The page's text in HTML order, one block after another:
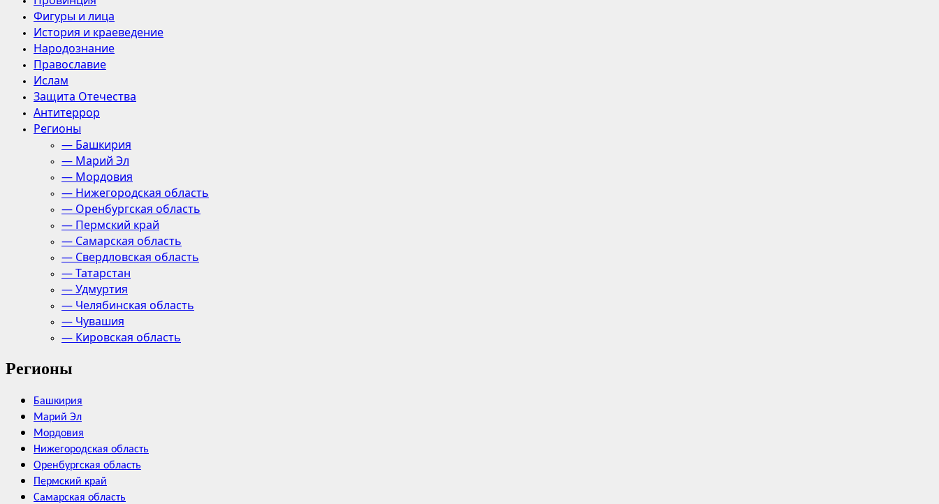
Фигуры и лица
История и краеведение
Народознание
Православие
Ислам
Защита Отечества
Антитеррор
Регионы
— Башкирия
— Марий Эл
— Мордовия
— Нижегородская область
— Оренбургская область
— Пермский край
— Самарская область
— Свердловская область
— Татарстан
— Удмуртия
— Челябинская область
— Чувашия
— Кировская область
Регионы
Башкирия
Марий Эл
Мордовия
Нижегородская область
Оренбургская область
Пермский край
Самарская область